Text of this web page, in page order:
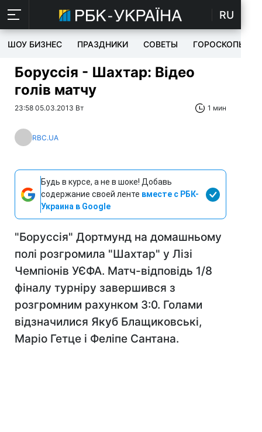
RU
ШОУ БИЗНЕС ПРАЗДНИКИ СОВЕТЫ ГОРОСКОПЫ
Боруссія - Шахтар: Відео
голів матчу
23:58 05.03.2013 Вт 1 мин
RBC.UA
Будь в курсе, а не в шоке! Добавь
содержание своей ленте вместе с РБК-
Украина в Google
"Боруссія" Дортмунд на домашньому
полі розгромила "Шахтар" у Лізі
Чемпіонів УЄФА. Матч-відповідь 1/8
фіналу турніру завершився з
розгромним рахунком 3:0. Голами
відзначилися Якуб Блащиковські,
Маріо Гетце і Феліпе Сантана.